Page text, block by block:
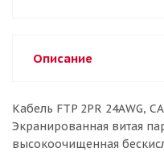
Описание
Кабель FTP 2PR 24AWG,
Экранированная витая
высокоочищенная